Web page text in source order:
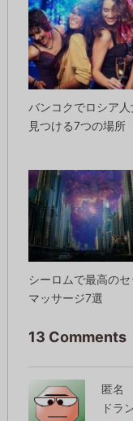
バンコクでロシア人
見つける7つの場所
シーロムで最高のセ
マッサージ7選
13 Comments
匿名
ドラ